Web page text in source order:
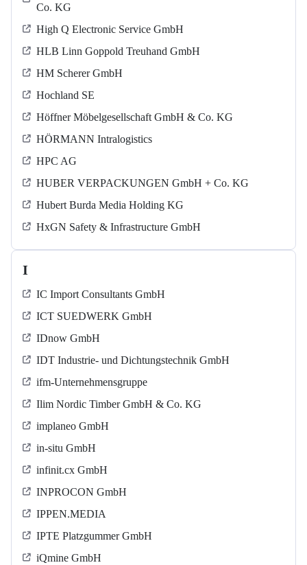
Co. KG
High Q Electronic Service GmbH
HLB Linn Goppold Treuhand GmbH
HM Scherer GmbH
Hochland SE
Höffner Möbelgesellschaft GmbH & Co. KG
HÖRMANN Intralogistics
HPC AG
HUBER VERPACKUNGEN GmbH + Co. KG
Hubert Burda Media Holding KG
HxGN Safety & Infrastructure GmbH
I
IC Import Consultants GmbH
ICT SUEDWERK GmbH
IDnow GmbH
IDT Industrie- und Dichtungstechnik GmbH
ifm-Unternehmensgruppe
Ilim Nordic Timber GmbH & Co. KG
implaneo GmbH
in-situ GmbH
infinit.cx GmbH
INPROCON GmbH
IPPEN.MEDIA
IPTE Platzgummer GmbH
iQmine GmbH